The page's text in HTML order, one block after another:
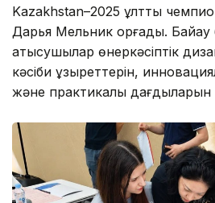
Kazakhstan–2025 ұлттық
Дарья Мельник қорғады.
қатысушылар өнеркәсіптік
кәсіби құзыреттерін,
және практикалық дағдыларын